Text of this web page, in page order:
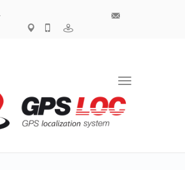
Toggle